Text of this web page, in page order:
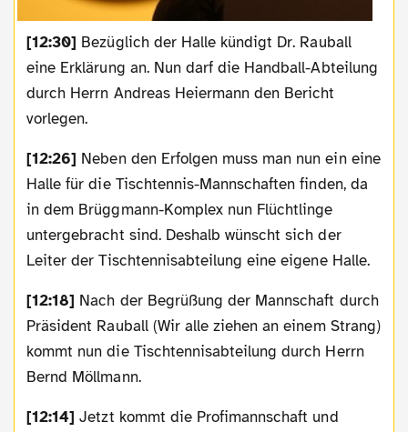
[12:30] Bezüglich der Halle kündigt Dr. Rauball
eine Erklärung an. Nun darf die Handball-Abteilung
durch Herrn Andreas Heiermann den Bericht
vorlegen.
[12:26] Neben den Erfolgen muss man nun ein eine
Halle für die Tischtennis-Mannschaften finden, da
in dem Brüggmann-Komplex nun Flüchtlinge
untergebracht sind. Deshalb wünscht sich der
Leiter der Tischtennisabteilung eine eigene Halle.
[12:18] Nach der Begrüßung der Mannschaft durch
Präsident Rauball (Wir alle ziehen an einem Strang)
kommt nun die Tischtennisabteilung durch Herrn
Bernd Möllmann.
[12:14] Jetzt kommt die Profimannschaft und